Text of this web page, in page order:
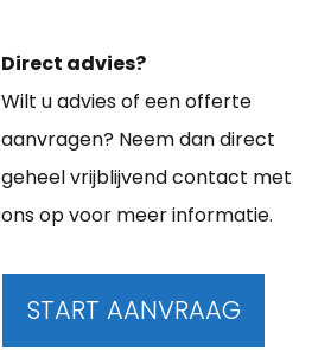
Direct advies?
Wilt u advies of een offerte
aanvragen? Neem dan direct
geheel vrijblijvend contact met
ons op voor meer informatie.
START AANVRAAG